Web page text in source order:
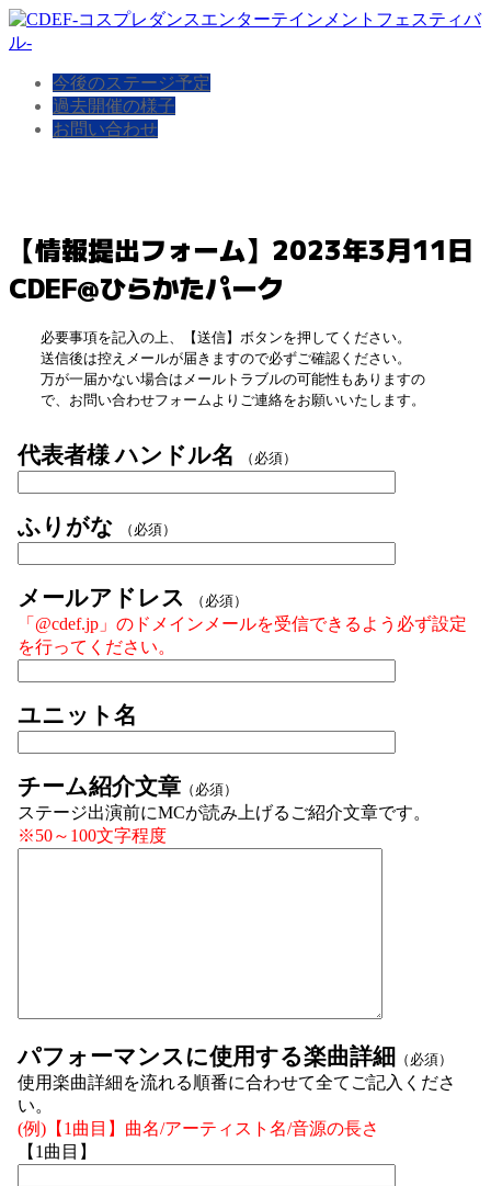
今後のステージ予定
過去開催の様子
お問い合わせ
【情報提出フォーム】2023年3月11日
CDEF@ひらかたパーク
必要事項を記入の上、【送信】ボタンを押してください。
送信後は控えメールが届きますので必ずご確認ください。
万が一届かない場合はメールトラブルの可能性もありますの
で、お問い合わせフォームよりご連絡をお願いいたします。
代表者様 ハンドル名 （必須）
ふりがな （必須）
メールアドレス （必須）
「@cdef.jp」のドメインメールを受信できるよう必ず設定
を行ってください。
ユニット名
チーム紹介文章 （必須）
ステージ出演前にMCが読み上げるご紹介文章です。
※50～100文字程度
パフォーマンスに使用する楽曲詳細 （必須）
使用楽曲詳細を流れる順番に合わせて全てご記入くださ
い。
(例)【1曲目】曲名/アーティスト名/音源の長さ
【1曲目】